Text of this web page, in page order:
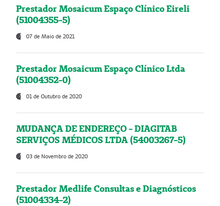
Prestador Mosaicum Espaço Clínico Eireli
(51004355-5)
07 de Maio de 2021
Prestador Mosaicum Espaço Clínico Ltda
(51004352-0)
01 de Outubro de 2020
MUDANÇA DE ENDEREÇO - DIAGITAB
SERVIÇOS MÉDICOS LTDA (54003267-5)
03 de Novembro de 2020
Prestador Medlife Consultas e Diagnósticos
(51004334-2)